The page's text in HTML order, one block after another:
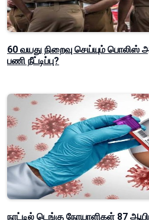
60 வயது நிறைவு செய்யும் பொலிஸ்
பணி நீட்டிப்பு?
நாட்டில் டெங்கு நோயாளிகள் 87